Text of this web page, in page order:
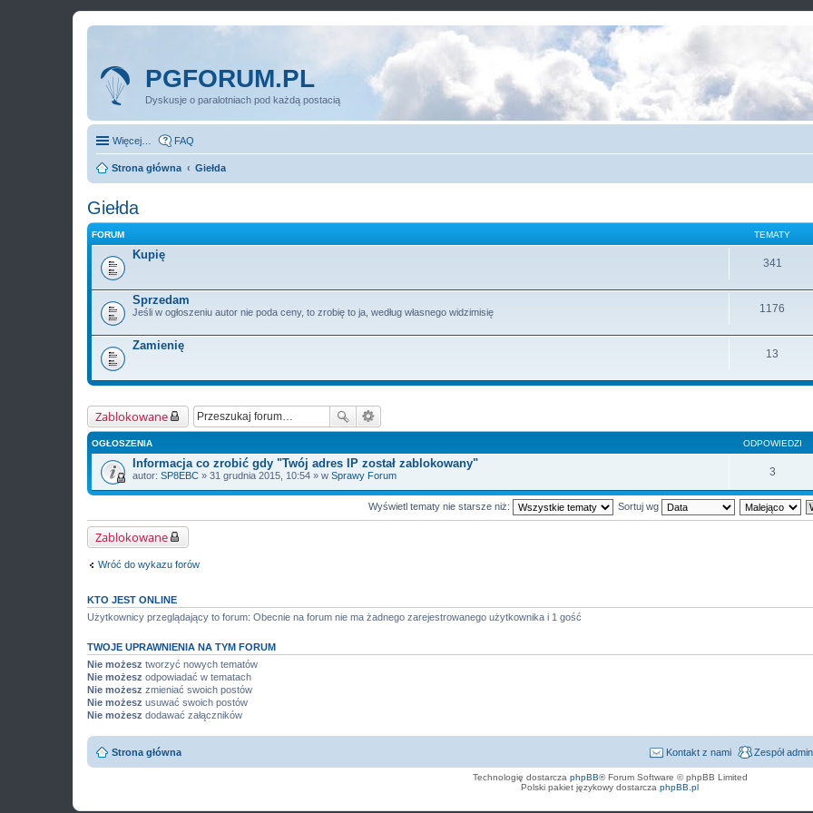
PGFORUM.PL
Dyskusje o paralotniach pod każdą postacią
Więcej… FAQ
Strona główna Giełda
Giełda
FORUM TEMATY
Kupię
341
Sprzedam
Jeśli w ogłoszeniu autor nie poda ceny, to zrobię to ja, według własnego widzimisię 1176
Zamienię
13
Zablokowane
OGŁOSZENIA ODPOWIEDZI
Informacja co zrobić gdy "Twój adres IP został zablokowany"
autor: SP8EBC » 31 grudnia 2015, 10:54 » w Sprawy Forum 3
Wyświetl tematy nie starsze niż: Sortuj wg
Zablokowane
Wróć do wykazu forów
KTO JEST ONLINE
Użytkownicy przeglądający to forum: Obecnie na forum nie ma żadnego zarejestrowanego użytkownika i 1 gość
TWOJE UPRAWNIENIA NA TYM FORUM
Nie możesz tworzyć nowych tematów
Nie możesz odpowiadać w tematach
Nie możesz zmieniać swoich postów
Nie możesz usuwać swoich postów
Nie możesz dodawać załączników
Strona główna Zespół
Kontakt z nami
Technologię dostarcza phpBB® Forum Software © phpBB Limited
Polski pakiet językowy dostarcza phpBB.pl